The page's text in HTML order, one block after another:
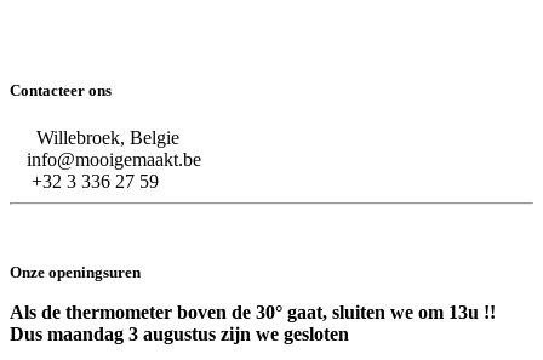
Contacteer ons
Willebroek, Belgie
info@mooigemaakt.be
+32 3 336 27 59
Onze openingsuren
Als de thermometer boven de 30° gaat, sluiten we om 13u !!
Dus maandag 3 augustus zijn we gesloten